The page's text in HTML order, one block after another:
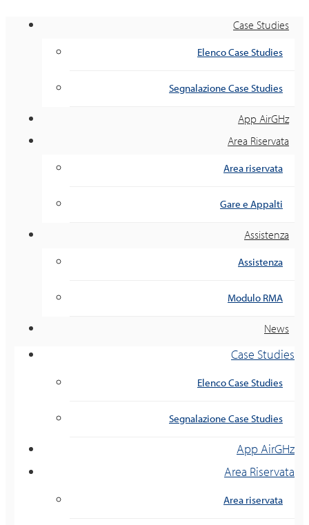
Case Studies
Elenco Case Studies
Segnalazione Case Studies
App AirGHz
Area Riservata
Area riservata
Gare e Appalti
Assistenza
Assistenza
Modulo RMA
News
Case Studies
Elenco Case Studies
Segnalazione Case Studies
App AirGHz
Area Riservata
Area riservata